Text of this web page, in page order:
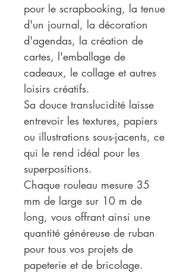
pour le scrapbooking, la tenue
d'un journal, la décoration
d'agendas, la création de
cartes, l'emballage de
cadeaux, le collage et autres
loisirs créatifs.
Sa douce translucidité laisse
entrevoir les textures, papiers
ou illustrations sous-jacents, ce
qui le rend idéal pour les
superpositions.
Chaque rouleau mesure 35
mm de large sur 10 m de
long, vous offrant ainsi une
quantité généreuse de ruban
pour tous vos projets de
papeterie et de bricolage.